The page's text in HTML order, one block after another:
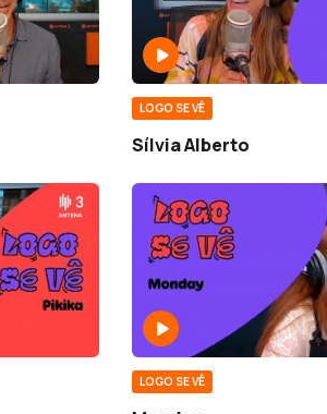
LOGO SE VÊ
Sílvia Alberto
LOGO SE VÊ